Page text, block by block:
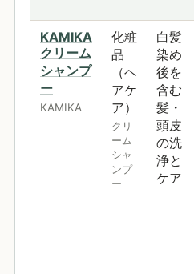
KAMIKA
クリーム
シャンプ
ー
KAMIKA
化粧
品
（ヘ
アケ
ア）
クリ
ーム
シャ
ンプ
ー
白髪
染め
後を
含む
髪・
頭皮
の洗
浄と
ケア